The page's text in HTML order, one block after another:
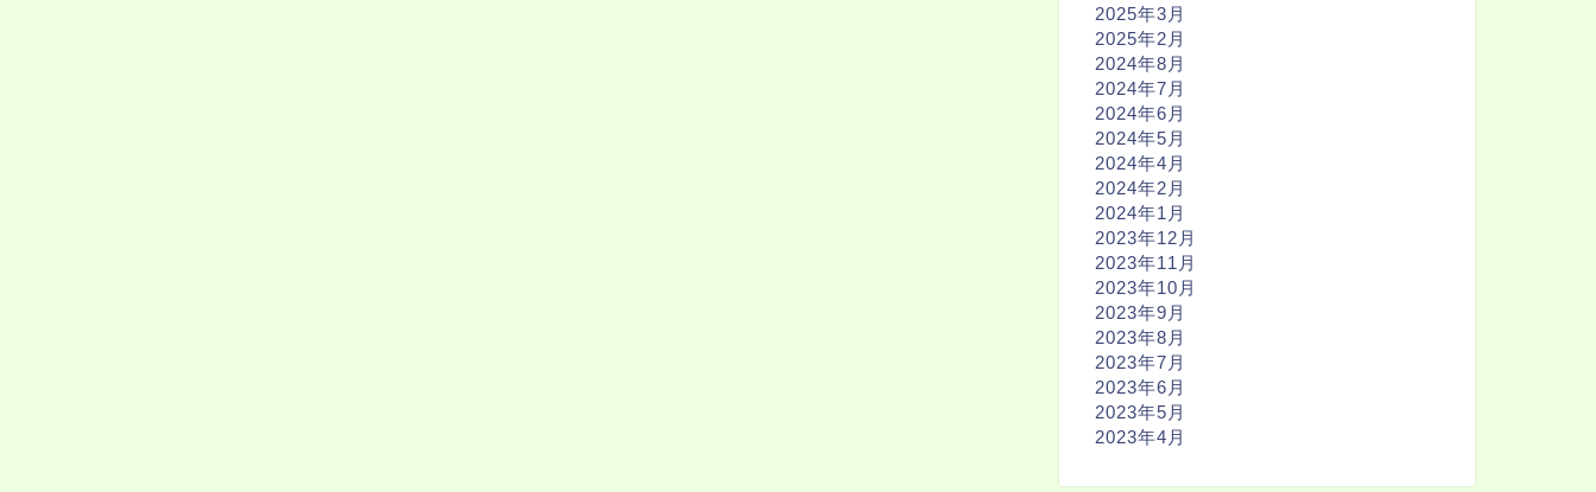
2025年3月
2025年2月
2024年8月
2024年7月
2024年6月
2024年5月
2024年4月
2024年2月
2024年1月
2023年12月
2023年11月
2023年10月
2023年9月
2023年8月
2023年7月
2023年6月
2023年5月
2023年4月